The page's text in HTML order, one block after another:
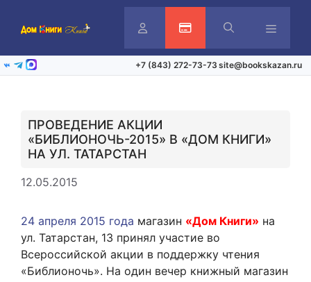
ЛичныйАктивация карты
ВКонтакте
Telegram
Max +7 (843) 272-73-73 site@bookskazan.ru
ПРОВЕДЕНИЕ АКЦИИ
«БИБЛИОНОЧЬ-2015» В «ДОМ КНИГИ»
НА УЛ. ТАТАРСТАН
12.05.2015
24 апреля 2015 года магазин «Дом Книги» на
ул. Татарстан, 13 принял участие во
Всероссийской акции в поддержку чтения
«Библионочь». На один вечер книжный магазин